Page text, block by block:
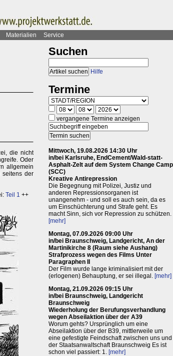
Materialien
Service
die nicht
Oder
allgemein
seitens der
Teil 1 ++
Suchen
Hilfe
Termine
vergangene Termine anzeigen
Mittwoch, 19.08.2026 14:30 Uhr
in/bei Karlsruhe, EndCement/Wald-statt-
Asphalt-Zelt auf dem System Change Camp
(SCC)
Kreative Antirepression
Die Begegnung mit Polizei, Justiz und
anderen Repressionsorganen ist
unangenehm - und soll es auch sein, da es
um Einschüchterung und Strafe geht. Es
macht Sinn, sich vor Repression zu schützen.
[mehr]
Montag, 07.09.2026 09:00 Uhr
in/bei Braunschweig, Landgericht, An der
Martinikirche 8 (Raum siehe Aushang)
Strafprozess wegen des Films Unter
Paragraphen II
Der Film wurde lange kriminalisiert mit der
(erlogenen) Behauptung, er sei illegal. [mehr]
Montag, 21.09.2026 09:15 Uhr
in/bei Braunschweig, Landgericht
Braunschweig
Wiederholung der Berufungsverhandlung
wegen Abseilaktion über der A39
Worum gehts? Ursprünglich um eine
Abseilaktion über der B39, mittlerweile um
eine gefestigte Feindschaft zwischen uns und
der Staatsanwaltschaft Braunschweig Es ist
schon viel passiert: 1. [mehr]